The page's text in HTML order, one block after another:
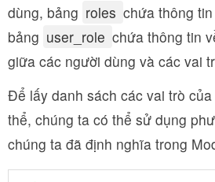
dùng, bảng roles chứa thông
bảng user_role chứa thông tin
giữa các người dùng và các vai
Để lấy danh sách các vai trò
thể, chúng ta có thể sử dụng
chúng ta đã định nghĩa trong